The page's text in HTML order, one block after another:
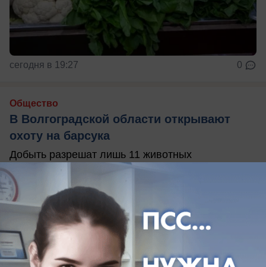
сегодня в 19:27 0
Общество
В Волгоградской области открывают
охоту на барсука
Добыть разрешат лишь 11 животных